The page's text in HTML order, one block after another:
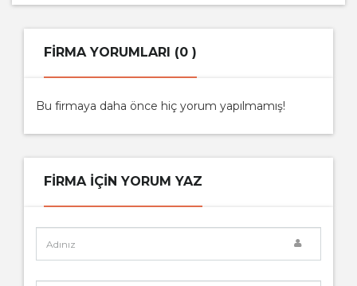
FIRMA YORUMLARI (0 )
Bu firmaya daha önce hiç yorum yapılmamış!
FIRMA IÇIN YORUM YAZ